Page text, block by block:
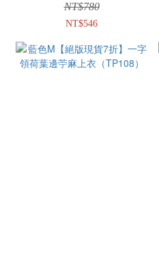
NT$780
NT$546